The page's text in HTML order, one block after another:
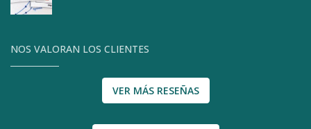
NOS VALORAN LOS CLIENTES
VER MÁS RESEÑAS